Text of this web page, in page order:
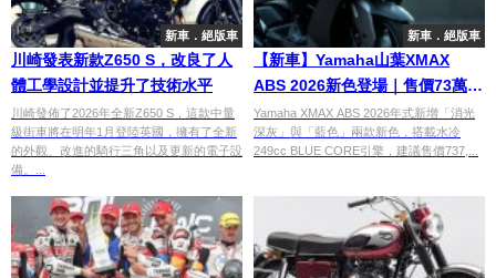
新車．絕版車
川崎發表新款Z650 S，改良了人
體工學設計並提升了技術水平
川崎發佈了2026年全新Z650 S，這款中量
級街車將在明年1月登陸英國，擁有了全新
的外觀、改進的騎行三角以及更新的電子設
備。...
新車．絕版車
【新車】Yamaha山葉XMAX
ABS 2026新色登場｜售價73萬
7000日圓 日本7/7上市
Yamaha XMAX ABS 2026年式新增「消光
深灰」與「藍色」兩款新色，搭載水冷
249cc BLUE CORE引擎，建議售價737,...